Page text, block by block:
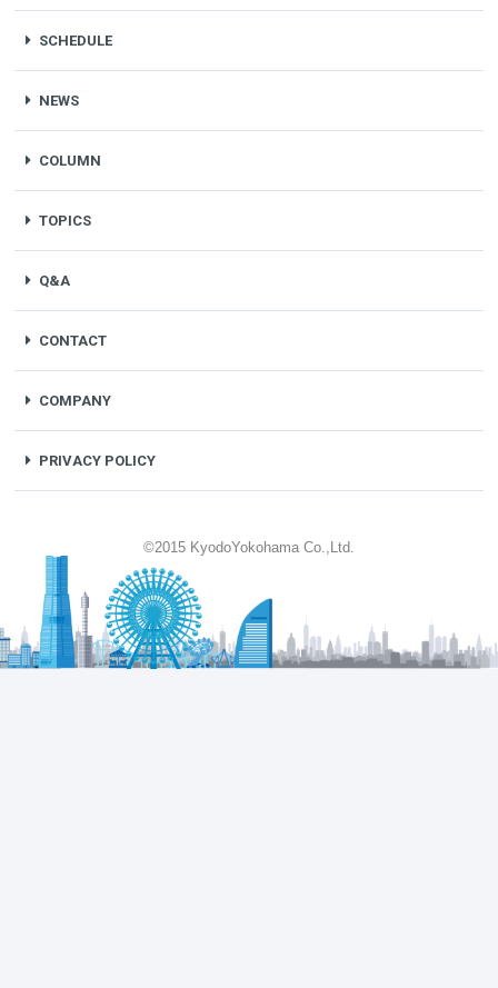
SCHEDULE
NEWS
COLUMN
TOPICS
Q&A
CONTACT
COMPANY
PRIVACY POLICY
©2015 KyodoYokohama Co.,Ltd.